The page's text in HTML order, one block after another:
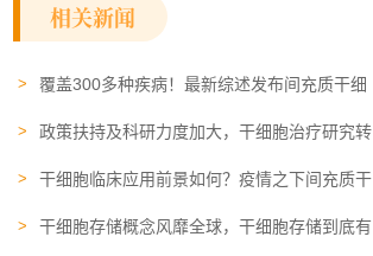
相关新闻
覆盖300多种疾病！最新综述发布间充质干细
政策扶持及科研力度加大，干细胞治疗研究转
干细胞临床应用前景如何？疫情之下间充质干
干细胞存储概念风靡全球，干细胞存储到底有